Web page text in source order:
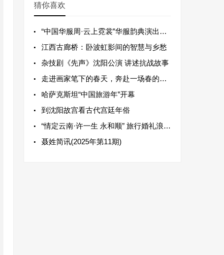
猜你喜欢
“中国华服周·云上霓裳”华服韵典演出在昆明举行
江西古廊桥：卧波虹影间的智慧与乡愁
杂技剧《先声》沈阳公演 讲述抗战故事
走进画家笔下的春天，奔赴一场春的盛宴！
哈萨克斯坦“中国旅游年”开幕
到沈阳故宫看古代宫廷年俗
“情定云南·许一生 永和顺” 旅行婚礼浪漫相伴，相约腾冲永结同心
聂姓简讯(2025年第11期)